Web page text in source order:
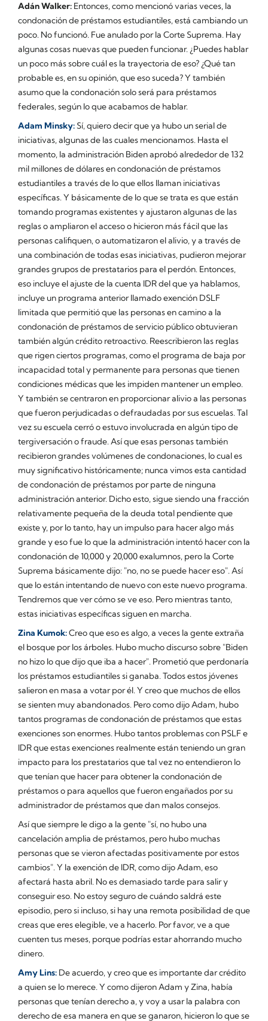
Adán Walker: Entonces, como mencionó varias veces, la
condonación de préstamos estudiantiles, está cambiando un
poco. No funcionó. Fue anulado por la Corte Suprema. Hay
algunas cosas nuevas que pueden funcionar. ¿Puedes hablar
un poco más sobre cuál es la trayectoria de eso? ¿Qué tan
probable es, en su opinión, que eso suceda? Y también
asumo que la condonación solo será para préstamos
federales, según lo que acabamos de hablar.
Adam Minsky:Sí, quiero decir que ya hubo un serial de
iniciativas, algunas de las cuales mencionamos. Hasta el
momento, la administración Biden aprobó alrededor de 132
mil millones de dólares en condonación de préstamos
estudiantiles a través de lo que ellos llaman iniciativas
específicas. Y básicamente de lo que se trata es que están
tomando programas existentes y ajustaron algunas de las
reglas o ampliaron el acceso o hicieron más fácil que las
personas califiquen, o automatizaron el alivio, y a través de
una combinación de todas esas iniciativas, pudieron mejorar
grandes grupos de prestatarios para el perdón. Entonces,
eso incluye el ajuste de la cuenta IDR del que ya hablamos,
incluye un programa anterior llamado exención DSLF
limitada que permitió que las personas en camino a la
condonación de préstamos de servicio público obtuvieran
también algún crédito retroactivo. Reescribieron las reglas
que rigen ciertos programas, como el programa de baja por
incapacidad total y permanente para personas que tienen
condiciones médicas que les impiden mantener un empleo.
Y también se centraron en proporcionar alivio a las personas
que fueron perjudicadas o defraudadas por sus escuelas. Tal
vez su escuela cerró o estuvo involucrada en algún tipo de
tergiversación o fraude. Así que esas personas también
recibieron grandes volúmenes de condonaciones, lo cual es
muy significativo históricamente; nunca vimos esta cantidad
de condonación de préstamos por parte de ninguna
administración anterior. Dicho esto, sigue siendo una fracción
relativamente pequeña de la deuda total pendiente que
existe y, por lo tanto, hay un impulso para hacer algo más
grande y eso fue lo que la administración intentó hacer con la
condonación de 10,000 y 20,000 exalumnos, pero la Corte
Suprema básicamente dijo: "no, no se puede hacer eso". Así
que lo están intentando de nuevo con este nuevo programa.
Tendremos que ver cómo se ve eso. Pero mientras tanto,
estas iniciativas específicas siguen en marcha.
Zina Kumok:Creo que eso es algo, a veces la gente extraña
el bosque por los árboles. Hubo mucho discurso sobre "Biden
no hizo lo que dijo que iba a hacer". Prometió que perdonaría
los préstamos estudiantiles si ganaba. Todos estos jóvenes
salieron en masa a votar por él. Y creo que muchos de ellos
se sienten muy abandonados. Pero como dijo Adam, hubo
tantos programas de condonación de préstamos que estas
exenciones son enormes. Hubo tantos problemas con PSLF e
IDR que estas exenciones realmente están teniendo un gran
impacto para los prestatarios que tal vez no entendieron lo
que tenían que hacer para obtener la condonación de
préstamos o para aquellos que fueron engañados por su
administrador de préstamos que dan malos consejos.
Así que siempre le digo a la gente "sí, no hubo una
cancelación amplia de préstamos, pero hubo muchas
personas que se vieron afectadas positivamente por estos
cambios". Y la exención de IDR, como dijo Adam, eso
afectará hasta abril. No es demasiado tarde para salir y
conseguir eso. No estoy seguro de cuándo saldrá este
episodio, pero si incluso, si hay una remota posibilidad de que
creas que eres elegible, ve a hacerlo. Por favor, ve a que
cuenten tus meses, porque podrías estar ahorrando mucho
dinero.
Amy Lins: De acuerdo, y creo que es importante dar crédito
a quien se lo merece. Y como dijeron Adam y Zina, había
personas que tenían derecho a, y voy a usar la palabra con
derecho de esa manera en que se ganaron, hicieron lo que se